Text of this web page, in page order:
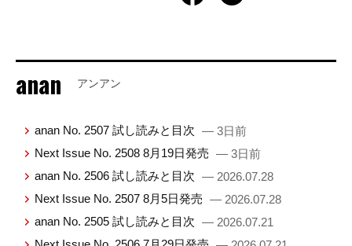
anan アンアン
anan No. 2507 試し読みと目次 — 3日前
Next Issue No. 2508 8月19日発売 — 3日前
anan No. 2506 試し読みと目次 — 2026.07.28
Next Issue No. 2507 8月5日発売 — 2026.07.28
anan No. 2505 試し読みと目次 — 2026.07.21